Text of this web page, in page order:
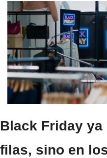
Black Friday ya
filas, sino en